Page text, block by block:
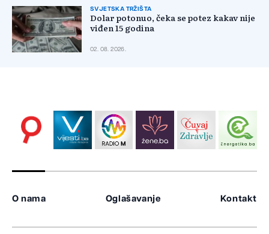
SVJETSKA TRŽIŠTA
Dolar potonuo, čeka se potez kakav nije
viđen 15 godina
02. 08. 2026.
O nama Oglašavanje Kontakt